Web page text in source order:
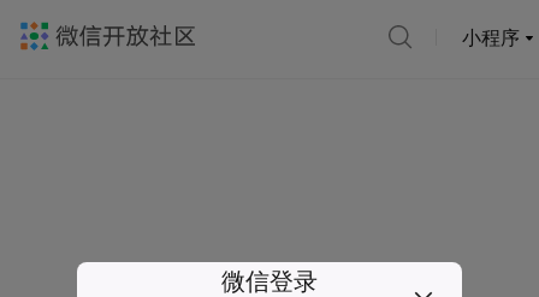
小程序
微信登录